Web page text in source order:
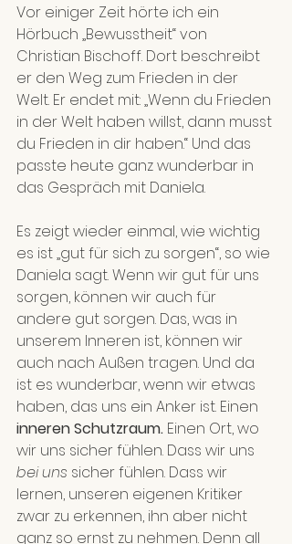
Vor einiger Zeit hörte ich ein
Hörbuch „Bewusstheit“ von
Christian Bischoff. Dort beschreibt
er den Weg zum Frieden in der
Welt. Er endet mit: „Wenn du Frieden
in der Welt haben willst, dann musst
du Frieden in dir haben.“ Und das
passte heute ganz wunderbar in
das Gespräch mit Daniela.
Es zeigt wieder einmal, wie wichtig
es ist „gut für sich zu sorgen“, so wie
Daniela sagt. Wenn wir gut für uns
sorgen, können wir auch für
andere gut sorgen. Das, was in
unserem Inneren ist, können wir
auch nach Außen tragen. Und da
ist es wunderbar, wenn wir etwas
haben, das uns ein Anker ist. Einen
inneren Schutzraum. Einen Ort, wo
wir uns sicher fühlen. Dass wir uns
bei uns sicher fühlen. Dass wir
lernen, unseren eigenen Kritiker
zwar zu erkennen, ihn aber nicht
ganz so ernst zu nehmen. Denn all